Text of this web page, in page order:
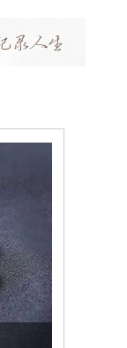
这个3.2米